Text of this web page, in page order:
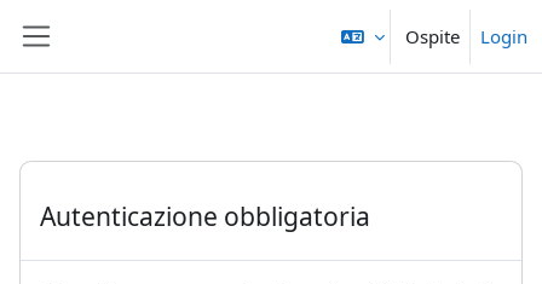
Ospite Login
Autenticazione obbligatoria